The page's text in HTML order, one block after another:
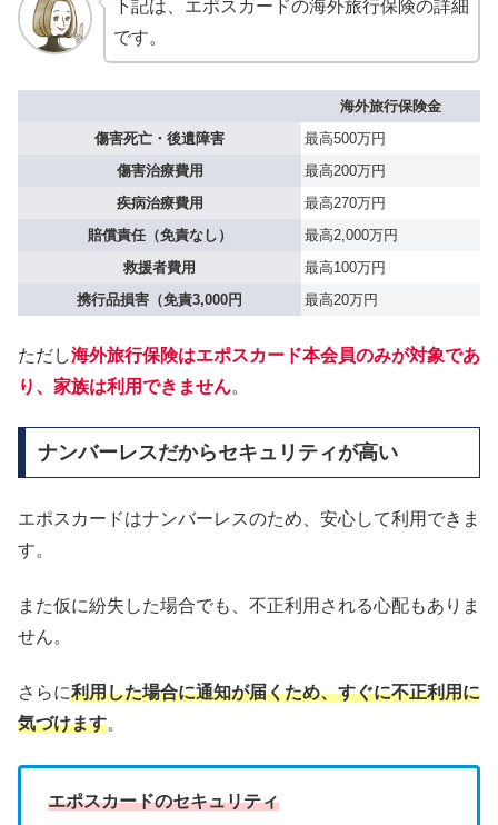
下記は、エポスカードの海外旅行保険の詳細
です。
海外旅行保険金
傷害死亡・後遺障害
最高500万円
傷害治療費用
最高200万円
疾病治療費用
最高270万円
賠償責任（免責なし）
最高2,000万円
救援者費用
最高100万円
携行品損害（免責3,000円
最高20万円
ただし海外旅行保険はエポスカード本会員のみが対象であ
り、家族は利用できません。
ナンバーレスだからセキュリティが高い
エポスカードはナンバーレスのため、安心して利用できま
す。
また仮に紛失した場合でも、不正利用される心配もありま
せん。
さらに利用した場合に通知が届くため、すぐに不正利用に
気づけます。
エポスカードのセキュリティ